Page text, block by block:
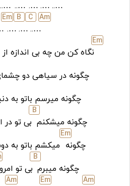
…..
….
….
…..
…..
Am
…..
C
….
B
….
Em
Em
نگاه کن من چه بی اندازه
چگونه در سیاهی دو
چگونه میرسم باتو به
چگونه میشکنم
B
بی تو در
چگونه
Em
میکشم باتو به
چگونه میبرم
B
بی تو
Am
Em
Am